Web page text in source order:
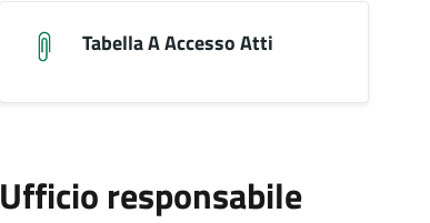
Tabella A Accesso Atti
Ufficio responsabile